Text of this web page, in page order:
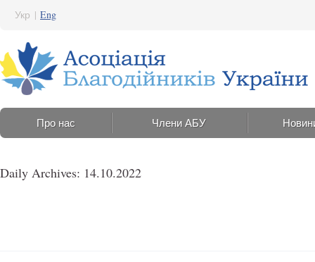
Укр | Eng
Про нас Члени АБУ
Daily Archives: 14.10.2022